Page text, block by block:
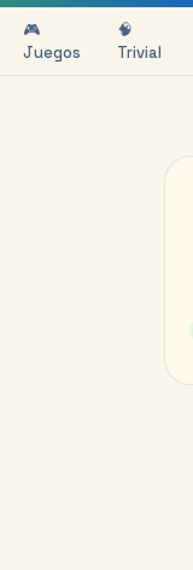
🎮
Juegos
🧠
Trivial